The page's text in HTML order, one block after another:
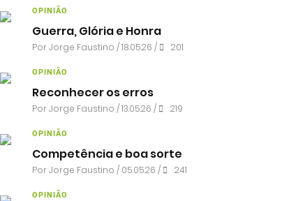
OPINIÃO
Guerra, Glória e Honra
PorJorge Faustino / 18.05.26 / 201
OPINIÃO
Reconhecer os erros
PorJorge Faustino / 13.05.26 / 219
OPINIÃO
Competência e boa sorte
PorJorge Faustino / 05.05.26 / 241
OPINIÃO